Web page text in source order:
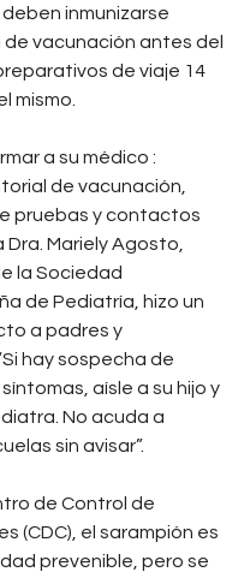
inmunizarse
de vacunación antes del
de viaje 14
mismo.
a su médico :
de vacunación,
pruebas y contactos
Dra. Mariely Agosto,
la Sociedad
de Pediatría, hizo un
a padres y
hay sospecha de
aísle a su hijo y
No acuda a
sin avisar”.
de Control de
(CDC), el sarampión es
prevenible, pero se